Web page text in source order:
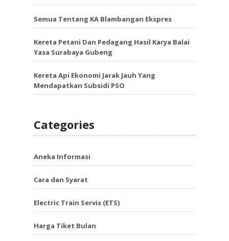
Semua Tentang KA Blambangan Ekspres
Kereta Petani Dan Pedagang Hasil Karya Balai
Yasa Surabaya Gubeng
Kereta Api Ekonomi Jarak Jauh Yang
Mendapatkan Subsidi PSO
Categories
Aneka Informasi
Cara dan Syarat
Electric Train Servis (ETS)
Harga Tiket Bulan